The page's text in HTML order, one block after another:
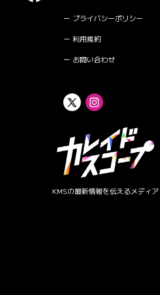
プライバシーポリシー
利用規約
お問い合わせ
KMSの最新情報を伝えるメディア